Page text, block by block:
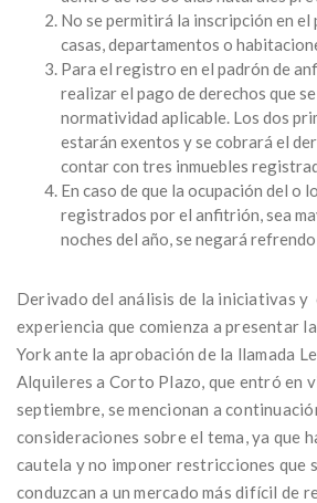
No se permitirá la inscripción en el
casas, departamentos o
Para el registro en el padrón de
realizar el pago de derechos que
normatividad aplicable. Los dos
estarán exentos y se cobrará el
contar con tres inmuebles
En caso de que la ocupación del o
registrados por el anfitrión, sea
noches del año, se negará
Derivado del análisis de la iniciativas y
experiencia que comienza a presentar
York ante la aprobación de la llamada
Alquileres a Corto Plazo, que entró en
septiembre, se mencionan a
consideraciones sobre el tema, ya que
cautela y no imponer restricciones que
conduzcan a un mercado más difícil de